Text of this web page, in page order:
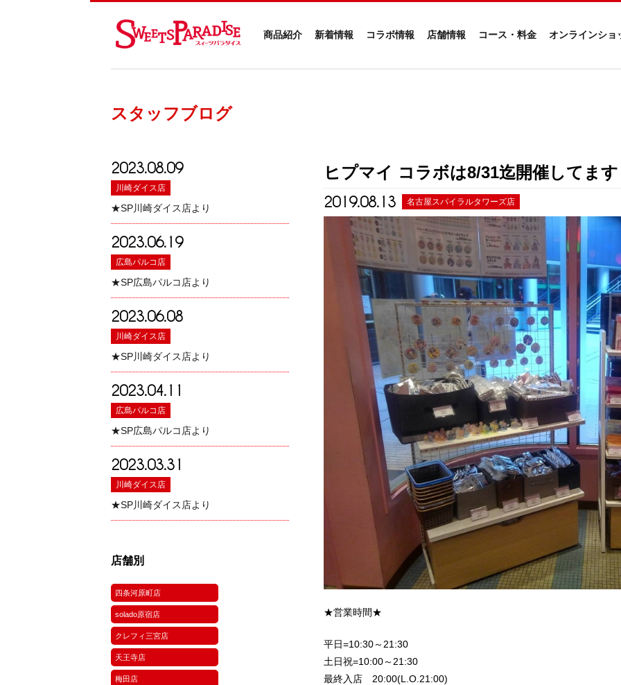
商品紹介 新着情報 コラボ情報 店舗情報 コース・料金 オンラインショ
スタッフブログ
2023.08.09
川崎ダイス店
★SP川崎ダイス店より
2023.06.19
広島パルコ店
★SP広島パルコ店より
2023.06.08
川崎ダイス店
★SP川崎ダイス店より
2023.04.11
広島パルコ店
★SP広島パルコ店より
2023.03.31
川崎ダイス店
★SP川崎ダイス店より
店舗別
四条河原町店
solado原宿店
クレフィ三宮店
天王寺店
梅田店
ヒプマイ コラボは8/31迄開催してます
2019.08.13 名古屋スパイラルタワーズ店
★営業時間★
平日=10:30～21:30
土日祝=10:00～21:30
最終入店 20:00(L.O.21:00)